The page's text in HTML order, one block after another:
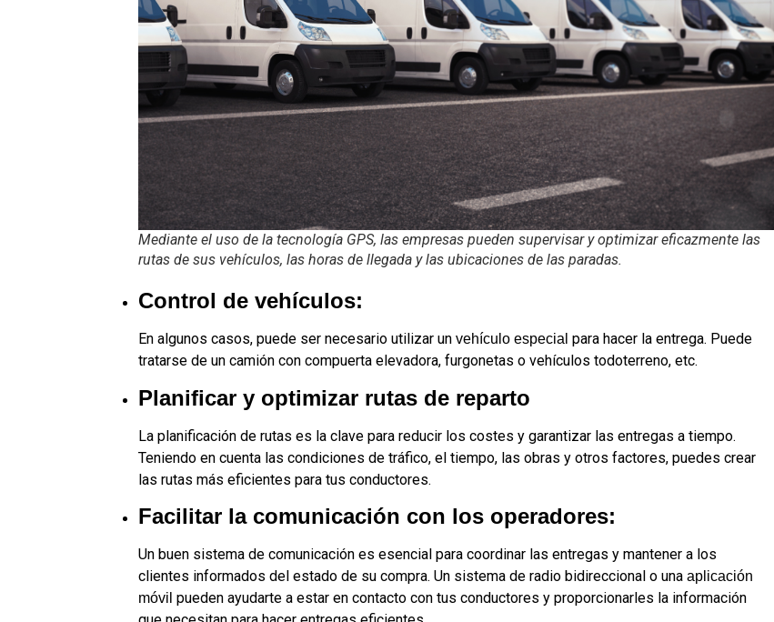
Mediante el uso de la tecnología GPS, las empresas pueden supervisar y optimizar eficazmente las
rutas de sus vehículos, las horas de llegada y las ubicaciones de las paradas.
Control de vehículos:
En algunos casos, puede ser necesario utilizar un vehículo especial para hacer la entrega. Puede
tratarse de un camión con compuerta elevadora, furgonetas o vehículos todoterreno, etc.
Planificar y optimizar rutas de reparto
La planificación de rutas es la clave para reducir los costes y garantizar las entregas a tiempo.
Teniendo en cuenta las condiciones de tráfico, el tiempo, las obras y otros factores, puedes crear
las rutas más eficientes para tus conductores.
Facilitar la comunicación con los operadores:
Un buen sistema de comunicación es esencial para coordinar las entregas y mantener a los
clientes informados del estado de su compra. Un sistema de radio bidireccional o una aplicación
móvil pueden ayudarte a estar en contacto con tus conductores y proporcionarles la información